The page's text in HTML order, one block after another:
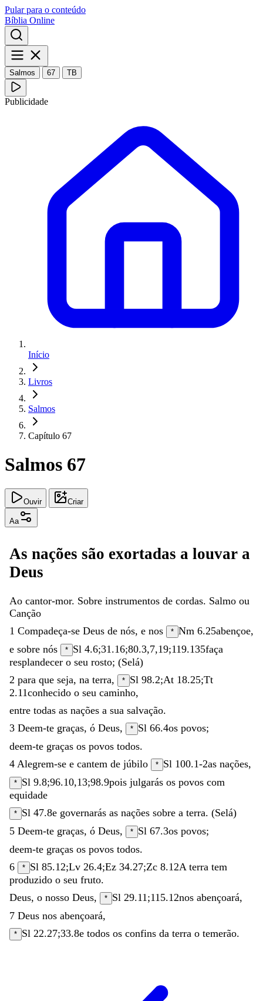
Pular para o conteúdo
Bíblia Online
Salmos 67 TB
Publicidade
Início
Livros
Salmos
Capítulo 67
Salmos 67
Ouvir Criar
Aa
As nações são exortadas a louvar a
Deus
Ao cantor-mor. Sobre instrumentos de cordas. Salmo ou
Canção
1 Compadeça-se Deus de nós, e nos * Nm 6.25abençoe,
e sobre nós * Sl 4.6;31.16;80.3,7,19;119.135faça
resplandecer o seu rosto; (Selá)
2 para que seja, na terra, * Sl 98.2;At 18.25;Tt
2.11conhecido o seu caminho,
entre todas as nações a sua salvação.
3 Deem-te graças, ó Deus, * Sl 66.4os povos;
deem-te graças os povos todos.
4 Alegrem-se e cantem de júbilo * Sl 100.1-2as nações,
* Sl 9.8;96.10,13;98.9pois julgarás os povos com
equidade
* Sl 47.8e governarás as nações sobre a terra. (Selá)
5 Deem-te graças, ó Deus, * Sl 67.3os povos;
deem-te graças os povos todos.
6
* Sl 85.12;Lv 26.4;Ez 34.27;Zc 8.12A terra tem
produzido o seu fruto.
Deus, o nosso Deus, * Sl 29.11 ;115.12nos abençoará,
7 Deus nos abençoará,
* Sl 22.27;33.8e todos os confins da terra o temerão.